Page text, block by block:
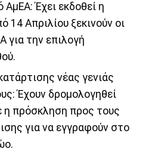
Έχει εκδοθεί η
14 Απριλίου ξεκινούν οι
για την επιλογή
νέας γενιάς
Έχουν δρομολογηθεί
η πρόσκληση προς τους
για να εγγραφούν στο